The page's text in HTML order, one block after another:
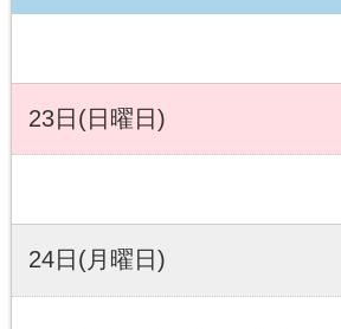
23日(日曜日)
24日(月曜日)